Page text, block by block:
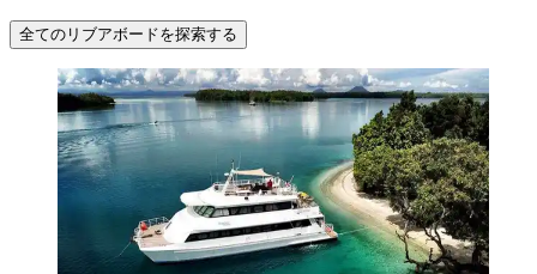
全てのリブアボードを探索する